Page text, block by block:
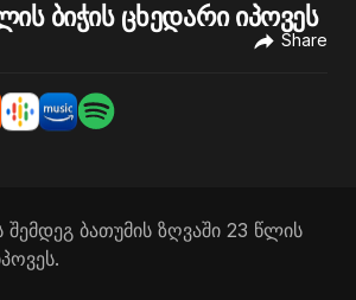
ბიჭის ცხედარი იპოვეს
Share
შემდეგ ბათუმის ზღვაში 23 წლის